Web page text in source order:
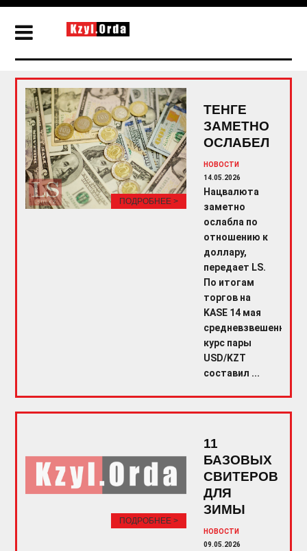
ПОДРОБНЕЕ >
ТЕНГЕ
ЗАМЕТНО
ОСЛАБЕЛ
НОВОСТИ
14.05.2026
Нацвалюта
заметно
ослабла по
отношению к
доллару,
передает LS.
По итогам
торгов на
KASE 14 мая
средневзвешенный
курс пары
USD/KZT
составил ...
ПОДРОБНЕЕ >
11
БАЗОВЫХ
СВИТЕРОВ
ДЛЯ
ЗИМЫ
НОВОСТИ
09.05.2026